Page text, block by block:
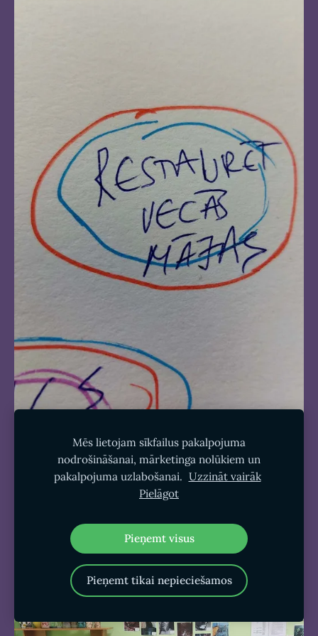
Mēs lietojam sīkfailus pakalpojuma
nodrošināšanai, mārketinga nolūkiem un
pakalpojuma uzlabošanai. Uzzināt vairāk
Pielāgot
Pieņemt visus
Pieņemt tikai nepieciešamos